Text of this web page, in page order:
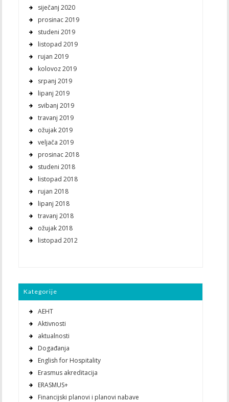
siječanj 2020
prosinac 2019
studeni 2019
listopad 2019
rujan 2019
kolovoz 2019
srpanj 2019
lipanj 2019
svibanj 2019
travanj 2019
ožujak 2019
veljača 2019
prosinac 2018
studeni 2018
listopad 2018
rujan 2018
lipanj 2018
travanj 2018
ožujak 2018
listopad 2012
Kategorije
AEHT
Aktivnosti
aktualnosti
Događanja
English for Hospitality
Erasmus akreditacija
ERASMUS+
Financijski planovi i planovi nabave